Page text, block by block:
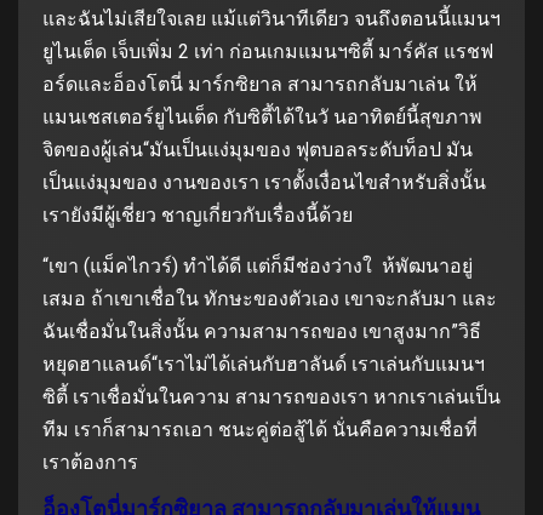
และฉันไม่เสียใจเลย แม้แต่วินาทีเดียว จนถึงตอนนี้แมนฯ
ยูไนเต็ด เจ็บเพิ่ม 2 เท่า ก่อนเกมแมนฯซิตี้ มาร์คัส แรชฟ
อร์ดและอ็องโตนี่ มาร์กซิยาล สามารถกลับมาเล่น ให้
แมนเชสเตอร์ยูไนเต็ด กับซิตี้ได้ในวั นอาทิตย์นี้สุขภาพ
จิตของผู้เล่น“มันเป็นแง่มุมของ ฟุตบอลระดับท็อป มัน
เป็นแง่มุมของ งานของเรา เราตั้งเงื่อนไขสำหรับสิ่งนั้น
เรายังมีผู้เชี่ยว ชาญเกี่ยวกับเรื่องนี้ด้วย
“เขา (แม็คไกวร์) ทำได้ดี แต่ก็มีช่องว่างใ ห้พัฒนาอยู่
เสมอ ถ้าเขาเชื่อใน ทักษะของตัวเอง เขาจะกลับมา และ
ฉันเชื่อมั่นในสิ่งนั้น ความสามารถของ เขาสูงมาก”วิธี
หยุดฮาแลนด์“เราไม่ได้เล่นกับฮาลันด์ เราเล่นกับแมนฯ
ซิตี้ เราเชื่อมั่นในความ สามารถของเรา หากเราเล่นเป็น
ทีม เราก็สามารถเอา ชนะคู่ต่อสู้ได้ นั่นคือความเชื่อที่
เราต้องการ
อ็องโตนี่มาร์กซิยาล สามารถกลับมาเล่นให้แมน